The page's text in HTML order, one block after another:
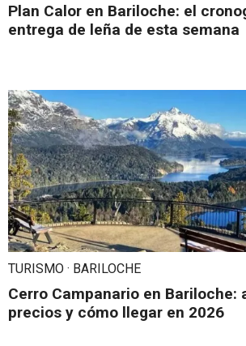
Plan Calor en Bariloche: el
entrega de leña de esta semana
TURISMO · BARILOCHE
Cerro Campanario en Bariloche:
precios y cómo llegar en 2026